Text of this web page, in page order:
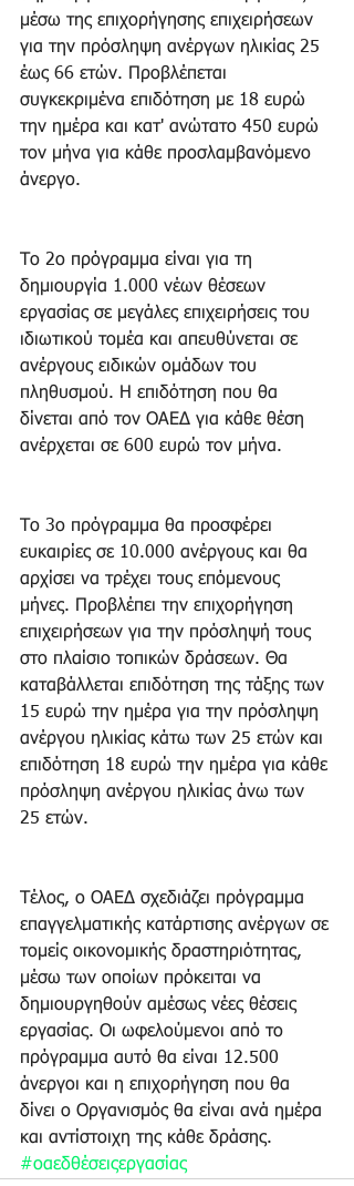
μέσω της επιχορήγησης επιχειρήσεων
για την πρόσληψη ανέργων ηλικίας 25
έως 66 ετών. Προβλέπεται
συγκεκριμένα επιδότηση με 18 ευρώ
την ημέρα και κατ' ανώτατο 450 ευρώ
τον μήνα για κάθε προσλαμβανόμενο
άνεργο.
Το 2ο πρόγραμμα είναι για τη
δημιουργία 1.000 νέων θέσεων
εργασίας σε μεγάλες επιχειρήσεις του
ιδιωτικού τομέα και απευθύνεται σε
ανέργους ειδικών ομάδων του
πληθυσμού. Η επιδότηση που θα
δίνεται από τον ΟΑΕΔ για κάθε θέση
ανέρχεται σε 600 ευρώ τον μήνα.
Το 3ο πρόγραμμα θα προσφέρει
ευκαιρίες σε 10.000 ανέργους και θα
αρχίσει να τρέχει τους επόμενους
μήνες. Προβλέπει την επιχορήγηση
επιχειρήσεων για την πρόσληψή τους
στο πλαίσιο τοπικών δράσεων. Θα
καταβάλλεται επιδότηση της τάξης των
15 ευρώ την ημέρα για την πρόσληψη
ανέργου ηλικίας κάτω των 25 ετών και
επιδότηση 18 ευρώ την ημέρα για κάθε
πρόσληψη ανέργου ηλικίας άνω των
25 ετών.
Τέλος, ο ΟΑΕΔ σχεδιάζει πρόγραμμα
επαγγελματικής κατάρτισης ανέργων σε
τομείς οικονομικής δραστηριότητας,
μέσω των οποίων πρόκειται να
δημιουργηθούν αμέσως νέες θέσεις
εργασίας. Οι ωφελούμενοι από το
πρόγραμμα αυτό θα είναι 12.500
άνεργοι και η επιχορήγηση που θα
δίνει ο Οργανισμός θα είναι ανά ημέρα
και αντίστοιχη της κάθε δράσης.
#οαεδθέσειςεργασίας